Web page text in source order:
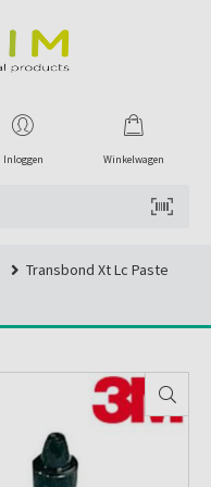
Winkelwagen
Inloggen
Transbond Xt Lc Paste